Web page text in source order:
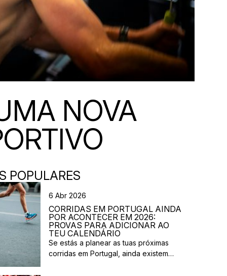
NOVA
POPULARES
6 Abr 2026
CORRIDAS EM PORTUGAL AINDA
POR ACONTECER EM 2026:
PROVAS PARA ADICIONAR AO
TEU CALENDÁRIO
Se estás a planear as tuas próximas
corridas em Portugal, ainda existem